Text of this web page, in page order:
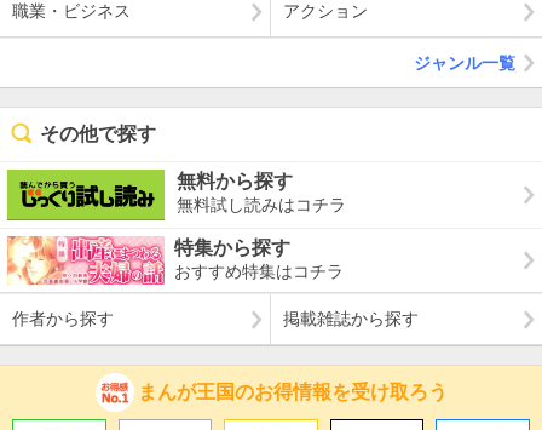
職業・ビジネス アクション
ジャンル一覧
その他で探す
無料から探す
無料試し読みはコチラ
特集から探す
おすすめ特集はコチラ
作者から探す 掲載雑誌から探す
まんが王国のお得情報を受け取ろう